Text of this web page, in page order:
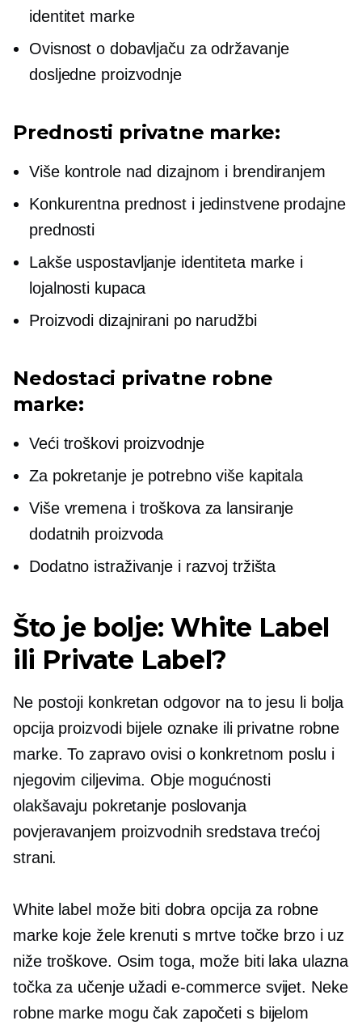
identitet marke
Ovisnost o dobavljaču za održavanje
dosljedne proizvodnje
Prednosti privatne marke:
Više kontrole nad dizajnom i brendiranjem
Konkurentna prednost i jedinstvene prodajne
prednosti
Lakše uspostavljanje identiteta marke i
lojalnosti kupaca
Proizvodi dizajnirani po narudžbi
Nedostaci privatne robne
marke:
Veći troškovi proizvodnje
Za pokretanje je potrebno više kapitala
Više vremena i troškova za lansiranje
dodatnih proizvoda
Dodatno istraživanje i razvoj tržišta
Što je bolje: White Label
ili Private Label?
Ne postoji konkretan odgovor na to jesu li bolja
opcija proizvodi bijele oznake ili privatne robne
marke. To zapravo ovisi o konkretnom poslu i
njegovim ciljevima. Obje mogućnosti
olakšavaju pokretanje poslovanja
povjeravanjem proizvodnih sredstava trećoj
strani.
White label može biti dobra opcija za robne
marke koje žele krenuti s mrtve točke brzo i uz
niže troškove. Osim toga, može biti laka ulazna
točka za učenje užadi e-commercesvijet. Neke
robne marke mogu čak započeti s bijelom